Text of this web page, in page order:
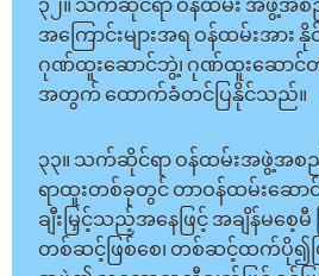
၃၂။ သက်ဆိုင်ရာ ဝန်ထမ်း အဖွဲ့အစ
အကြောင်းများအရ ဝန်ထမ်းအား
ဂုဏ်ထူးဆောင်ဘွဲ့၊ ဂုဏ်ထူးဆောင်တံဆိ
အတွက် ထောက်ခံတင်ပြနိုင်သည်။
၃၃။ သက်ဆိုင်ရာ ဝန်ထမ်းအဖွဲ့အစ
ရာထူးတစ်ခုတွင် တာဝန်ထမ်းဆော
ချီးမြှင့်သည့်အနေဖြင့် အချိန်မစ
တစ်ဆင့်ဖြစ်စေ၊ တစ်ဆင့်ထက်ပို၍ဖ